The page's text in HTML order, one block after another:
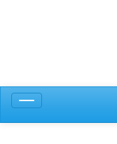
Toggle